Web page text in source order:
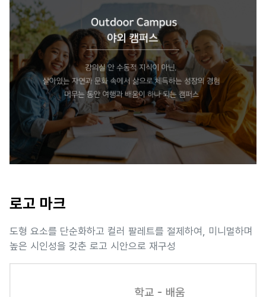
로고 마크
도형 요소를 단순화하고 컬러 팔레트를 절제하여, 미니멀하며
높은 시인성을 갖춘 로고 시안으로 재구성